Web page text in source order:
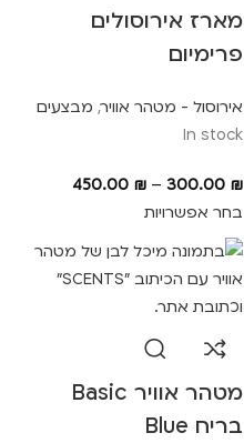
מארז אירוסולים
פרימיום
אירוסול - מטהר אוויר, מבצעים
In stock
300.00 ₪
–
450.00 ₪
בחר אפשרויות
מטהר אוויר Basic
בריח Blue